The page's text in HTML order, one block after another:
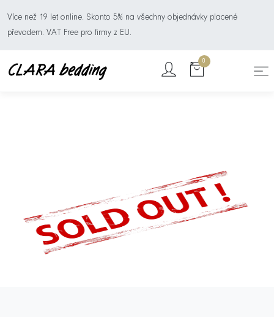
Více než 19 let online. Skonto 5% na všechny objednávky placené
převodem. VAT Free pro firmy z EU.
0